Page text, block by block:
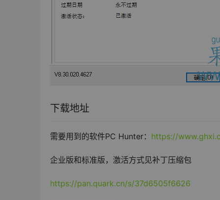
下载地址
需要用到的软件PC Hunter： https://
企业版和标准版，激活方式见补丁压缩包
https://pan.quark.cn/s/37d6505f6626